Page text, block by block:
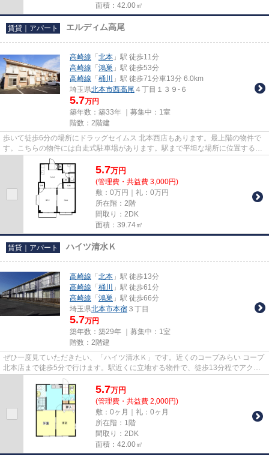
面積：42.00㎡
賃貸｜アパート エルディム高尾
高崎線 「 北本 」駅 徒歩11分
高崎線 「 鴻巣 」駅 徒歩53分
高崎線 「 桶川
」駅 徒歩71分車13分 6.0km
埼玉県北本市西高尾 ４丁目１３９-６
5.7万円
築年数：築33年 ｜募集中： 1室
階数：2階建
歩いて徒歩6分の場所にドラッグセイムス 北本西店もあります。最上階の物件で
す。こちらの物件には自走式駐車場があります。駅まで平坦な場所に位置する物
件で、自転車をよく使う方に...
5.7万円
(管理費・共益費 3,000円)
敷：0万円｜礼：0万円
所在階：2階
間取り：2DK
面積：39.74㎡
賃貸｜アパート ハイツ清水Ｋ
高崎線 「 北本 」駅 徒歩13分
高崎線 「 桶川
」駅 徒歩61分
高崎線 「 鴻巣 」駅 徒歩66分
埼玉県北本市本宿 ３丁目
5.7万円
築年数：築29年 ｜募集中： 1室
階数：2階建
ぜひ一度見ていただきたい、「ハイツ清水Ｋ」です。近くのコープみらい コープ
北本店まで徒歩5分で行けます。駅近くに立地する物件で、徒歩13分程でアクセ
スできます。こちらの物件で...
5.7万円
(管理費・共益費 2,000円)
敷：0ヶ月｜礼：0ヶ月
所在階：1階
間取り：2DK
面積：42.00㎡